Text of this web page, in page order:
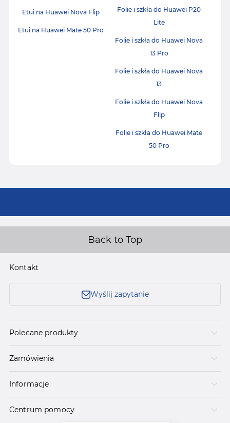
Etui na Huawei Nova Flip
Etui na Huawei Mate 50 Pro
Folie i szkła do Huawei P20
Lite
Folie i szkła do Huawei Nova
13 Pro
Folie i szkła do Huawei Nova
13
Folie i szkła do Huawei Nova
Flip
Folie i szkła do Huawei Mate
50 Pro
Back to Top
Kontakt
Wyślij zapytanie
Polecane produkty
Zamówienia
Informacje
Centrum pomocy